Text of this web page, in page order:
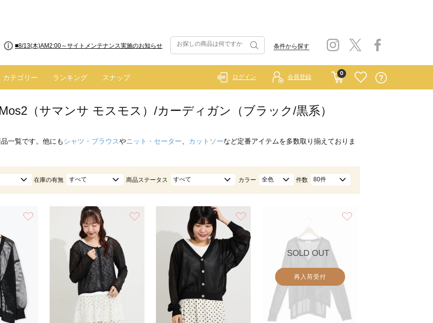
■8/13(木)AM2:00～サイトメンテナンス実施のお知らせ 条件から探す
カテゴリー ランキング スナップ
0
ログイン 会員登録
（サマンサ モスモス）/カーディガン（ブラック/黒系）
一覧です。他にもシャツ・ブラウスやニット・セーター カットソーなど定番アイテムを多数取り揃えておりま
在庫の有無 すべて 商品ステータス すべて カラー 全色 件数 80件
SOLD OUT
再入荷受付